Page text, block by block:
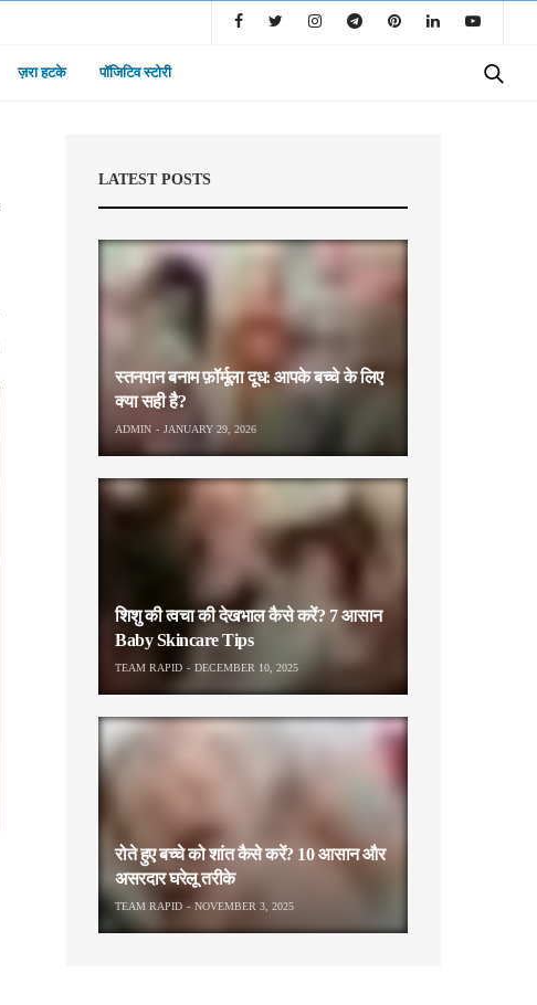
ज़रा हटके पॉजिटिव स्टोरी
LATEST POSTS
स्तनपान बनाम फ़ॉर्मूला दूध: आपके बच्चे के लिए
क्या सही है?
ADMIN JANUARY 29, 2026
शिशु की त्वचा की देखभाल कैसे करें? 7 आसान
Baby Skincare Tips
TEAM RAPID DECEMBER 10, 2025
रोते हुए बच्चे को शांत कैसे करें? 10 आसान और
असरदार घरेलू तरीके
TEAM RAPID NOVEMBER 3, 2025